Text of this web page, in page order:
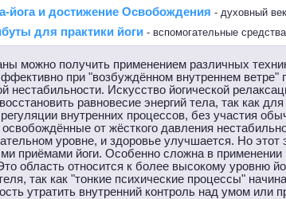
йога и достижение Освобождения - духовный
для практики йоги - вспомогательные
можно получить применением различных
при "возбуждённом внутреннем
нестабильности. Искусство йогической
равновесие энергий тела, так как
внутренних процессов, без участия
освобождённые от жёсткого давления
уровне, и здоровье улучшается. Но
приёмами йоги. Особенно сложна в применении
область относится к более высокому уровню
так как "тонкие психические процессы"
утратить внутренний контроль над умом или